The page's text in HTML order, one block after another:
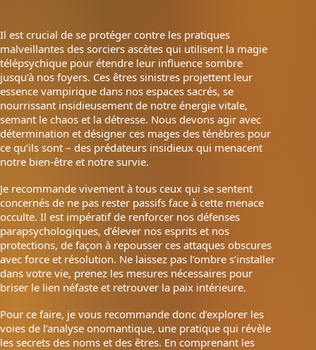
Il est crucial de se protéger contre les pratiques
malveillantes des sorciers ascètes qui utilisent la magie
télépsychique pour étendre leur influence sombre
jusqu’à nos foyers. Ces êtres sinistres projettent leur
essence vampirique dans nos espaces sacrés, se
nourrissant insidieusement de notre énergie vitale,
semant le chaos et la détresse. Nous devons agir avec
détermination et désigner ces mages des ténèbres pour
ce qu’ils sont – des prédateurs insidieux qui menacent
notre bien-être et notre survie.
Je recommande vivement à tous ceux qui se sentent
concernés de ne pas rester passifs face à cette menace
occulte. Il est impératif de renforcer nos défenses
parapsychologiques, d’élever nos esprits et nos
protections, de façon à repousser ces attaques obscures
avec force et résolution. Ne laissez pas l’ombre s’installer
dans votre vie, prenez les mesures nécessaires pour
briser le lien néfaste et retrouver la paix intérieure.
Pour ce faire, je vous recommande donc d’explorer les
voies de l’analyse onomantique, une pratique qui révèle
les secrets des noms et des êtres. En comprenant les